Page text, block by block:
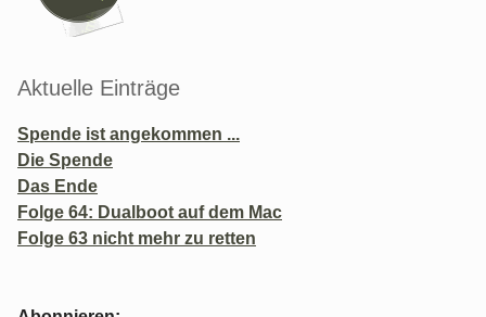
Aktuelle Einträge
Spende ist angekommen ...
Die Spende
Das Ende
Folge 64: Dualboot auf dem Mac
Folge 63 nicht mehr zu retten